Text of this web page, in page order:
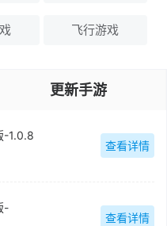
飞行游戏
更新手游
-1.0.8
查看详情
-
查看详情